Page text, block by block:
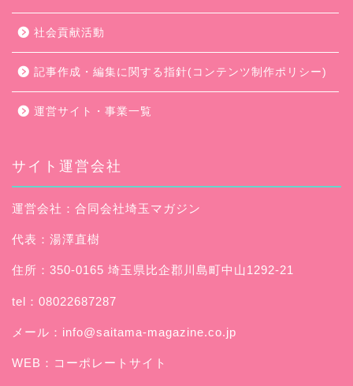
社会貢献活動
記事作成・編集に関する指針(コンテンツ制作ポリシー)
運営サイト・事業一覧
サイト運営会社
運営会社：合同会社埼玉マガジン
代表：湯澤直樹
住所：350-0165 埼玉県比企郡川島町中山1292-21
tel：08022687287
メール： info@saitama-magazine.co.jp
WEB： コーポレートサイト